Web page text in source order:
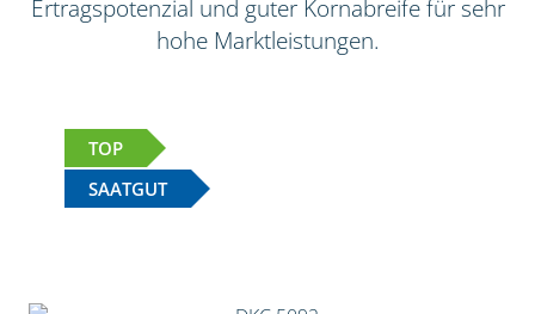
Ertragspotenzial und guter Kornabreife für sehr
hohe Marktleistungen.
TOP
SAATGUT